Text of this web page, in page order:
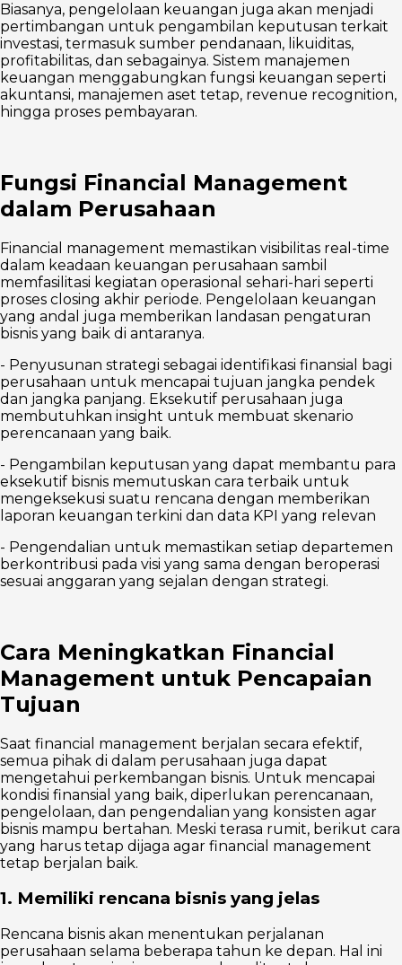
Biasanya, pengelolaan keuangan juga akan menjadi
pertimbangan untuk pengambilan keputusan terkait
investasi, termasuk sumber pendanaan, likuiditas,
profitabilitas, dan sebagainya. Sistem manajemen
keuangan menggabungkan fungsi keuangan seperti
akuntansi, manajemen aset tetap, revenue recognition,
hingga proses pembayaran.
Fungsi Financial Management
dalam Perusahaan
Financial management memastikan visibilitas real-time
dalam keadaan keuangan perusahaan sambil
memfasilitasi kegiatan operasional sehari-hari seperti
proses closing akhir periode. Pengelolaan keuangan
yang andal juga memberikan landasan pengaturan
bisnis yang baik di antaranya.
- Penyusunan strategi sebagai identifikasi finansial bagi
perusahaan untuk mencapai tujuan jangka pendek
dan jangka panjang. Eksekutif perusahaan juga
membutuhkan insight untuk membuat skenario
perencanaan yang baik.
- Pengambilan keputusan yang dapat membantu para
eksekutif bisnis memutuskan cara terbaik untuk
mengeksekusi suatu rencana dengan memberikan
laporan keuangan terkini dan data KPI yang relevan
- Pengendalian untuk memastikan setiap departemen
berkontribusi pada visi yang sama dengan beroperasi
sesuai anggaran yang sejalan dengan strategi.
Cara Meningkatkan Financial
Management untuk Pencapaian
Tujuan
Saat financial management berjalan secara efektif,
semua pihak di dalam perusahaan juga dapat
mengetahui perkembangan bisnis. Untuk mencapai
kondisi finansial yang baik, diperlukan perencanaan,
pengelolaan, dan pengendalian yang konsisten agar
bisnis mampu bertahan. Meski terasa rumit, berikut cara
yang harus tetap dijaga agar financial management
tetap berjalan baik.
1. Memiliki rencana bisnis yang jelas
Rencana bisnis akan menentukan perjalanan
perusahaan selama beberapa tahun ke depan. Hal ini